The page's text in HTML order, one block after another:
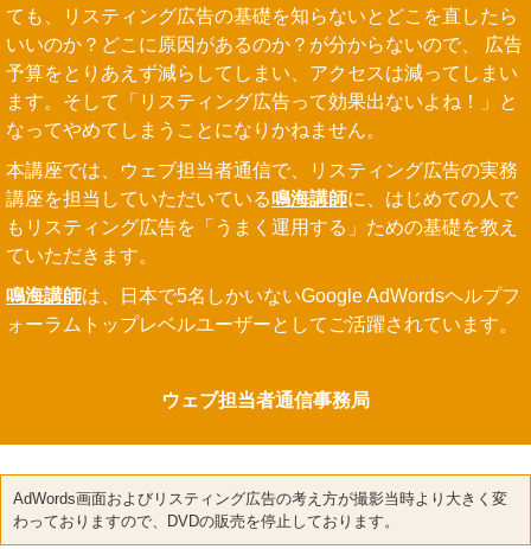
ても、リスティング広告の基礎を知らないとどこを直したら
いいのか？どこに原因があるのか？が分からないので、 広告
予算をとりあえず減らしてしまい、アクセスは減ってしまい
ます。そして「リスティング広告って効果出ないよね！」と
なってやめてしまうことになりかねません。
本講座では、ウェブ担当者通信で、リスティング広告の実務
講座を担当していただいている鳴海講師に、はじめての人で
も リスティング広告を「うまく運用する」ための基礎を教え
ていただきます。
鳴海講師は、日本で5名しかいないGoogle AdWordsヘルプフ
ォーラムトップレベルユーザーとしてご活躍されています。
ウェブ担当者通信事務局
AdWords画面およびリスティング広告の考え方が撮影当時より大きく変
わっておりますので、DVDの販売を停止しております。